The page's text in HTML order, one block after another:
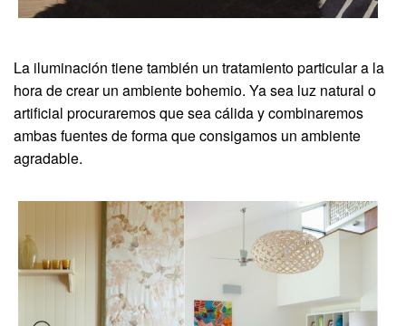
La iluminación tiene también un tratamiento particular a la
hora de crear un ambiente bohemio. Ya sea luz natural o
artificial procuraremos que sea cálida y combinaremos
ambas fuentes de forma que consigamos un ambiente
agradable.